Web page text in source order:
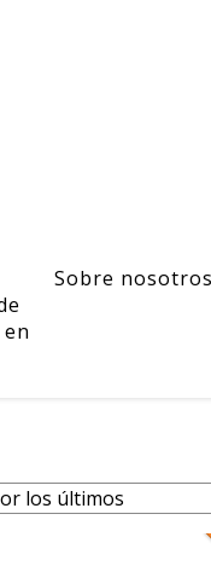
Sobre nosotros